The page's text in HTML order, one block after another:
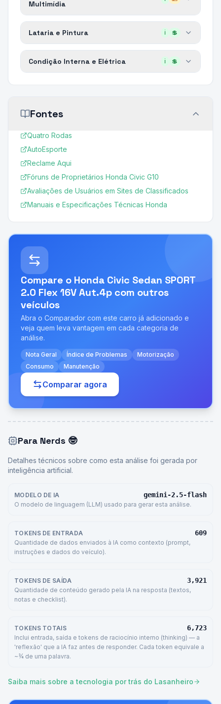
Multimídia
Lataria e Pintura ℹ️ 💲
Condição Interna e Elétrica ℹ️ 💲
Fontes
Quatro Rodas
AutoEsporte
Reclame Aqui
Fóruns de Proprietários Honda Civic G10
Avaliações de Usuários em Sites de Classificados
Manuais e Especificações Técnicas Honda
Compare o Honda Civic Sedan SPORT
2.0 Flex 16V Aut.4p com outros
veículos
Abra o Comparador com este carro já adicionado e
veja quem leva vantagem em cada categoria de
análise.
Nota Geral Índice de Problemas
Motorização
Consumo
Manutenção
Comparar agora
Para Nerds 🤓
Detalhes técnicos sobre como esta análise foi gerada por
inteligência artificial.
MODELO DE IA gemini-2.5-flash
O modelo de linguagem (LLM) usado para gerar esta análise.
TOKENS DE ENTRADA 609
Quantidade de dados enviados à IA como contexto (prompt,
instruções e dados do veículo).
TOKENS DE SAÍDA 3,921
Quantidade de conteúdo gerado pela IA na resposta (textos,
notas e checklist).
TOKENS TOTAIS 6,723
Inclui entrada, saída e tokens de raciocínio interno (thinking) — a
'reflexão' que a IA faz antes de responder. Cada token equivale a
~¾ de uma palavra.
Saiba mais sobre a tecnologia por trás do Lasanheiro